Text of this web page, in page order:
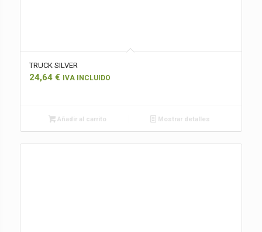
TRUCK SILVER
24,64 € IVA INCLUIDO
Añadir al carrito Mostrar detalles